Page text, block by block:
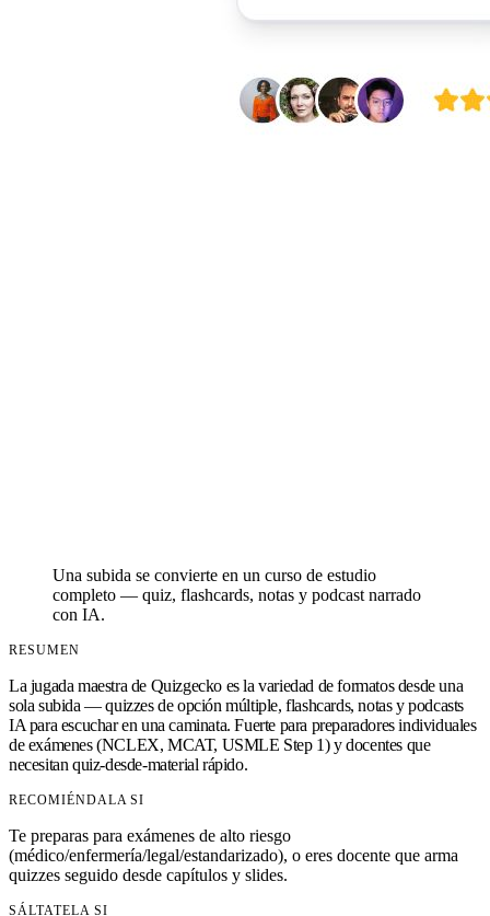
Una subida se convierte en un curso de estudio
completo — quiz, flashcards, notas y podcast narrado
con IA.
RESUMEN
La jugada maestra de Quizgecko es la variedad de formatos desde una
sola subida — quizzes de opción múltiple, flashcards, notas y podcasts
IA para escuchar en una caminata. Fuerte para preparadores individuales
de exámenes (NCLEX, MCAT, USMLE Step 1) y docentes que
necesitan quiz-desde-material rápido.
RECOMIÉNDALA SI
Te preparas para exámenes de alto riesgo
(médico/enfermería/legal/estandarizado), o eres docente que arma
quizzes seguido desde capítulos y slides.
SÁLTATELA SI